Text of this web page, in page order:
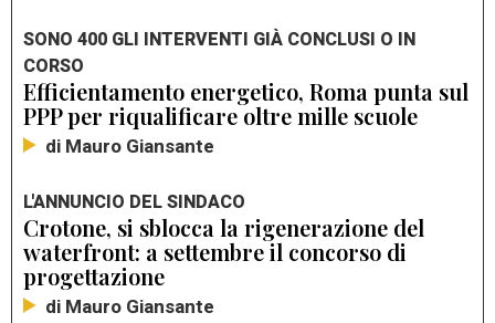
SONO 400 GLI INTERVENTI GIÀ CONCLUSI O IN
CORSO
Efficientamento energetico, Roma punta sul
PPP per riqualificare oltre mille scuole
di Mauro Giansante
L'ANNUNCIO DEL SINDACO
Crotone, si sblocca la rigenerazione del
waterfront: a settembre il concorso di
progettazione
di Mauro Giansante